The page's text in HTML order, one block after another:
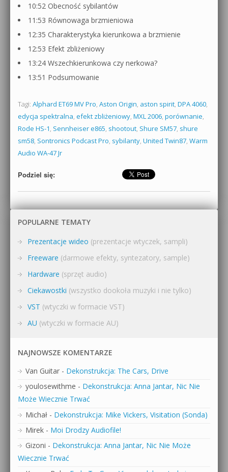
10:52 Obecność sybilantów
11:53 Równowaga brzmieniowa
12:35 Charakterystyka kierunkowa a brzmienie
12:53 Efekt zbliżeniowy
13:24 Wszechkierunkowa czy nerkowa?
13:51 Podsumowanie
Tagi: Alphard ET69 MV Pro, Aston Origin, aston spirit, DPA 4060,
edycja spektralna, efekt zbliżeniowy, MXL 2006, porównanie,
Rode HS-1, Sennheiser e865, shootout, Shure SM57, shure
sm58, Sontronics Podcast Pro, sybilanty, United Twin87, Warm
Audio WA-47 Jr
Podziel się:
POPULARNE TEMATY
Prezentacje wideo (prezentacje wtyczek, sampli)
Freeware (darmowe efekty, syntezatory, sample)
Hardware (sprzęt audio)
Ciekawostki (wszystko dookoła muzyki i nie tylko)
VST (wtyczki w formacie VST)
AU (wtyczki w formacie AU)
NAJNOWSZE KOMENTARZE
Van Guitar - Dekonstrukcja: The Cars, Drive
youlosewithme - Dekonstrukcja: Anna Jantar, Nic Nie
Może Wiecznie Trwać
Michał - Dekonstrukcja: Mike Vickers, Visitation (Sonda)
Mirek - Moi Drodzy Audiofile!
Gizoni - Dekonstrukcja: Anna Jantar, Nic Nie Może
Wiecznie Trwać